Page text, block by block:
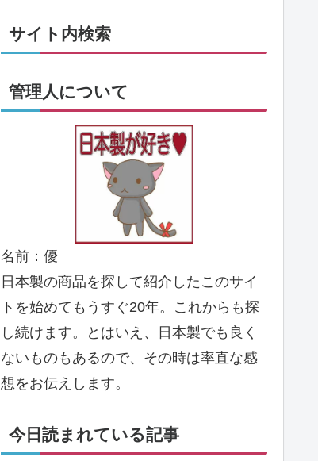
サイト内検索
管理人について
名前：優
日本製の商品を探して紹介したこのサイ
トを始めてもうすぐ20年。これからも探
し続けます。とはいえ、日本製でも良く
ないものもあるので、その時は率直な感
想をお伝えします。
今日読まれている記事